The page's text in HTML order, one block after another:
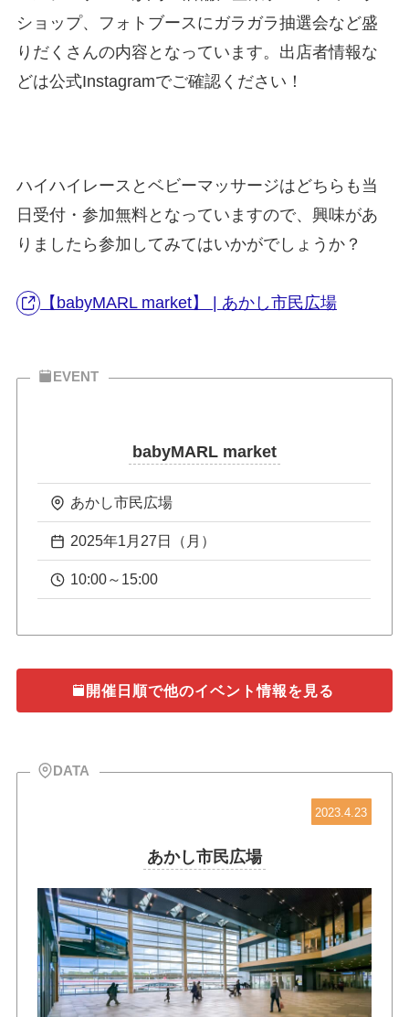
ショップ、フォトブースにガラガラ抽選会など盛
りだくさんの内容となっています。出店者情報な
どは公式Instagramでご確認ください！
ハイハイレースとベビーマッサージはどちらも当
日受付・参加無料となっていますので、興味があ
りましたら参加してみてはいかがでしょうか？
【babyMARL market】 | あかし市民広場
EVENT
babyMARL market
あかし市民広場
2025年1月27日（月）
10:00～15:00
開催日順で他のイベント情報を見る
DATA
2023.4.23
あかし市民広場